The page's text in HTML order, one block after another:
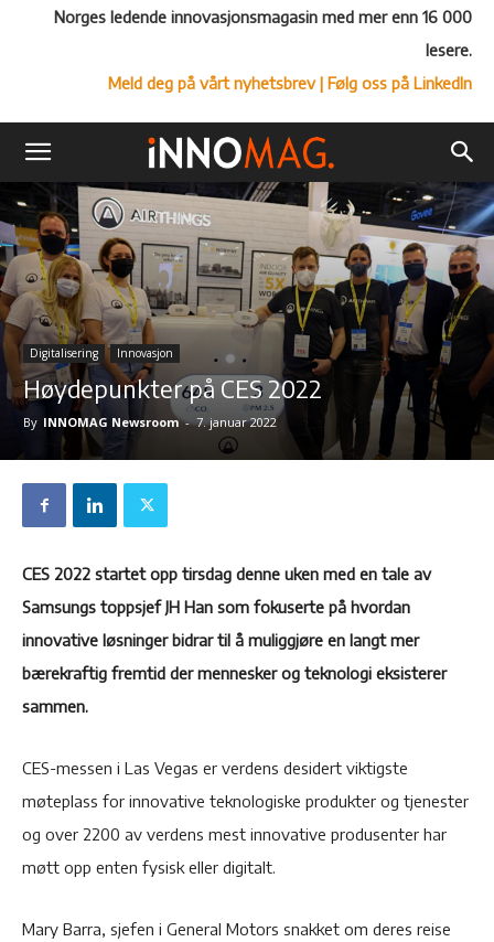
Norges ledende innovasjonsmagasin med mer enn 16 000
lesere.
Meld deg på vårt nyhetsbrev| Følg oss på LinkedIn
Digitalisering Innovasjon
Høydepunkter på CES 2022
By INNOMAG Newsroom - 7. januar 2022
CES 2022 startet opp tirsdag denne uken med en tale av
Samsungs toppsjef JH Han som fokuserte på hvordan
innovative løsninger bidrar til å muliggjøre en langt mer
bærekraftig fremtid der mennesker og teknologi eksisterer
sammen.
CES-messen i Las Vegas er verdens desidert viktigste
møteplass for innovative teknologiske produkter og tjenester
og over 2200 av verdens mest innovative produsenter har
møtt opp enten fysisk eller digitalt.
Mary Barra, sjefen i General Motors snakket om deres reise